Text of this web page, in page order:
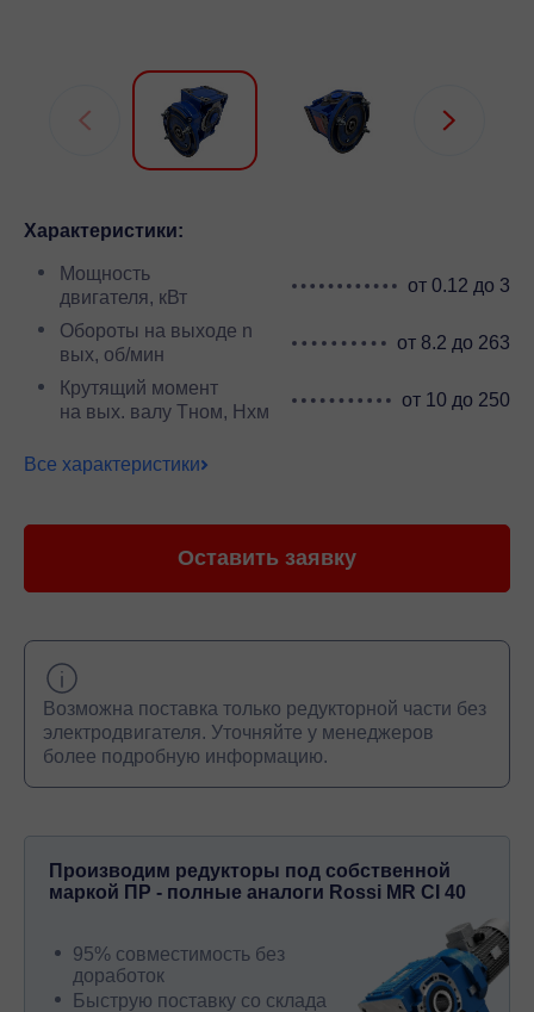
Характеристики:
Мощность
двигателя, кВт
от 0.12 до 3
Обороты на выходе n
вых, об/мин
от 8.2 до 263
Крутящий момент
на вых. валу Тном, Нхм
от 10 до 250
Все характеристики
Оставить заявку
Возможна поставка только редукторной части без
электродвигателя. Уточняйте у менеджеров
более подробную информацию.
Производим редукторы под собственной
маркой ПР - полные аналоги Rossi MR CI 40
95% совместимость без
доработок
Быструю поставку со склада